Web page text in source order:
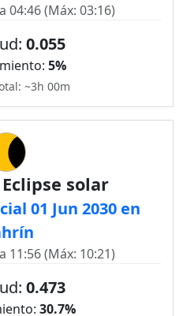
04:46 (Máx: 03:16)
0.055
5%
~3h 00m
Eclipse solar
01 Jun 2030 en
11:56 (Máx: 10:21)
0.473
30.7%